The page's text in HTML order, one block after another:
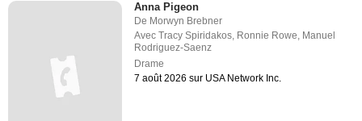
Anna Pigeon
De Morwyn Brebner
AvecTracy Spiridakos, Ronnie Rowe, Manuel
Rodriguez-Saenz
Drame
7 août 2026 sur USA Network Inc.